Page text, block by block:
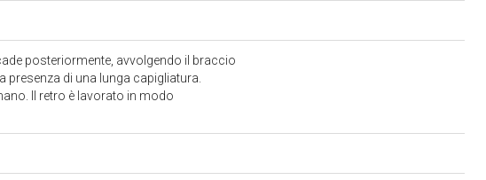
posteriormente, avvolgendo il braccio
presenza di una lunga capigliatura.
Il retro è lavorato in modo